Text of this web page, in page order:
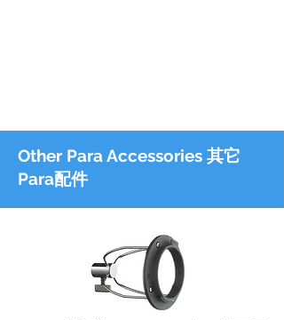
Other Para Accessories 其它
Para配件